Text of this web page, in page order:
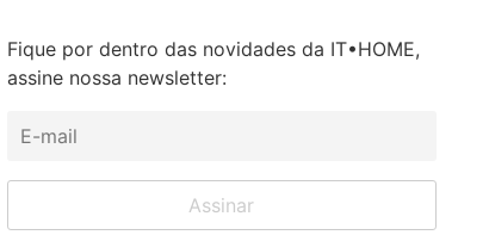
Fique por dentro das novidades da IT•HOME,
assine nossa newsletter: